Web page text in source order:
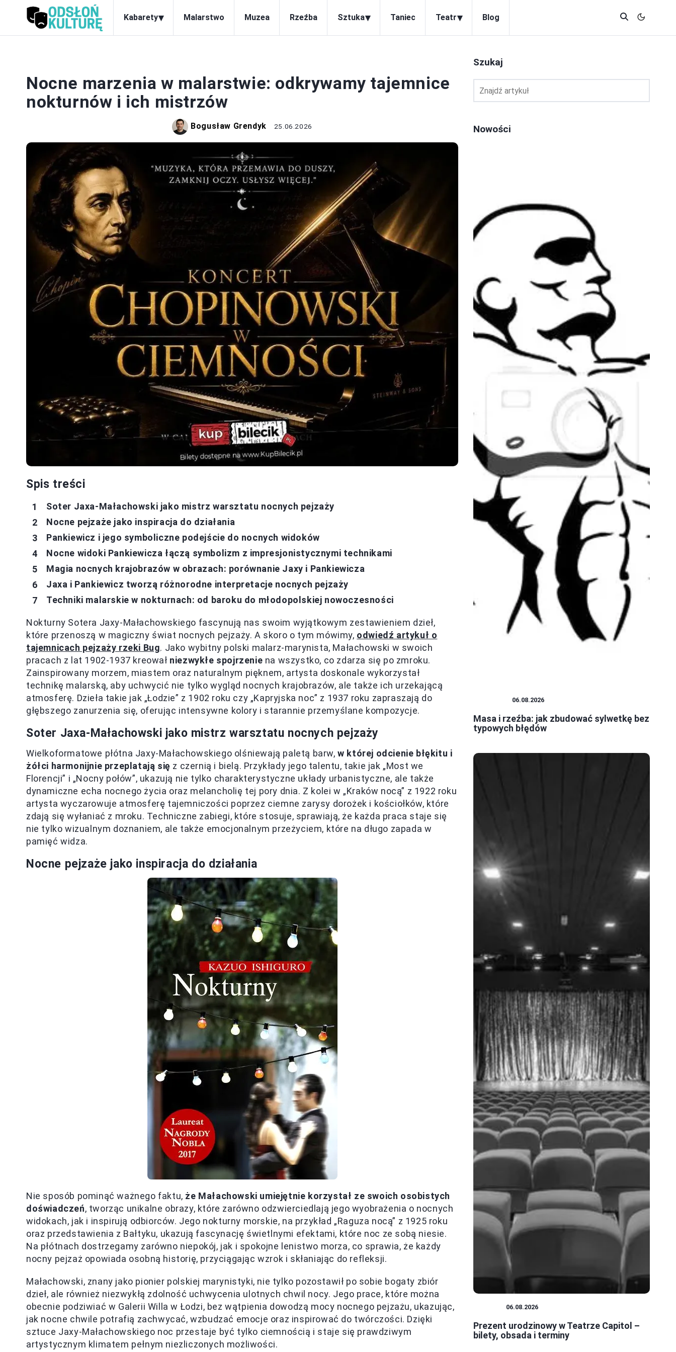
Kabarety▾ Malarstwo Muzea Rzeźba Sztuka▾ Taniec Teatr▾ Blog
Nocne marzenia w malarstwie: odkrywamy tajemnice
nokturnów i ich mistrzów
Bogusław Grendyk 25.06.2026
Spis treści
Soter Jaxa-Małachowski jako mistrz warsztatu nocnych pejzaży
Nocne pejzaże jako inspiracja do działania
Pankiewicz i jego symboliczne podejście do nocnych widoków
Nocne widoki Pankiewicza łączą symbolizm z impresjonistycznymi technikami
Magia nocnych krajobrazów w obrazach: porównanie Jaxy i Pankiewicza
Jaxa i Pankiewicz tworzą różnorodne interpretacje nocnych pejzaży
Techniki malarskie w nokturnach: od baroku do młodopolskiej nowoczesności
Nokturny Sotera Jaxy-Małachowskiego fascynują nas swoim wyjątkowym zestawieniem dzieł,
które przenoszą w magiczny świat nocnych pejzaży. A skoro o tym mówimy, odwiedź artykuł o
tajemnicach pejzaży rzeki Bug. Jako wybitny polski malarz-marynista, Małachowski w swoich
pracach z lat 1902-1937 kreował niezwykłe spojrzenie na wszystko, co zdarza się po zmroku.
Zainspirowany morzem, miastem oraz naturalnym pięknem, artysta doskonale wykorzystał
technikę malarską, aby uchwycić nie tylko wygląd nocnych krajobrazów, ale także ich urzekającą
atmosferę. Dzieła takie jak „Łodzie” z 1902 roku czy „Kapryjska noc” z 1937 roku zapraszają do
głębszego zanurzenia się, oferując intensywne kolory i starannie przemyślane kompozycje.
Soter Jaxa-Małachowski jako mistrz warsztatu nocnych pejzaży
Wielkoformatowe płótna Jaxy-Małachowskiego olśniewają paletą barw,w której odcienie błękitu i
żółci harmonijnie przeplatają się z czernią i bielą. Przykłady jego talentu, takie jak „Most we
Florencji” i „Nocny połów”, ukazują nie tylko charakterystyczne układy urbanistyczne, ale także
dynamiczne echa nocnego życia oraz melancholię tej pory dnia. Z kolei w „Kraków nocą” z 1922 roku
artysta wyczarowuje atmosferę tajemniczości poprzez ciemne zarysy dorożek i kościołków, które
zdają się wyłaniać z mroku. Techniczne zabiegi, które stosuje, sprawiają, że każda praca staje się
nie tylko wizualnym doznaniem, ale także emocjonalnym przeżyciem, które na długo zapada w
pamięć widza.
Nocne pejzaże jako inspiracja do działania
Nie sposób pominąć ważnego faktu, że Małachowski umiejętnie korzystał ze swoich osobistych
doświadczeń, tworząc unikalne obrazy, które zarówno odzwierciedlają jego wyobrażenia o nocnych
widokach, jak i inspirują odbiorców. Jego nokturny morskie, na przykład „Raguza nocą” z 1925 roku
oraz przedstawienia z Bałtyku, ukazują fascynację świetlnymi efektami, które noc ze sobą niesie.
Na płótnach dostrzegamy zarówno niepokój, jak i spokojne lenistwo morza, co sprawia, że każdy
nocny pejzaż opowiada osobną historię, przyciągając wzrok i skłaniając do refleksji.
Małachowski, znany jako pionier polskiej marynistyki, nie tylko pozostawił po sobie bogaty zbiór
dzieł, ale również niezwykłą zdolność uchwycenia ulotnych chwil nocy. Jego prace, które można
obecnie podziwiać w Galerii Willa w Łodzi, bez wątpienia dowodzą mocy nocnego pejzażu, ukazując,
jak nocne chwile potrafią zachwycać, wzbudzać emocje oraz inspirować do twórczości. Dzięki
sztuce Jaxy-Małachowskiego noc przestaje być tylko ciemnością i staje się prawdziwym
artystycznym klimatem pełnym niezliczonych możliwości.
Szukaj
Nowości
06.08.2026
Masa i rzeźba: jak zbudować sylwetkę bez
typowych błędów
06.08.2026
Prezent urodzinowy w Teatrze Capitol –
bilety, obsada i terminy